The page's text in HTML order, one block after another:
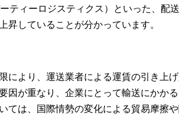
ティーロジスティクス）といった、配
昇していることが分かっています。
より、運送業者による運賃の引き上
が重なり、企業にとって輸送にかか
ては、国際情勢の変化による貿易摩擦